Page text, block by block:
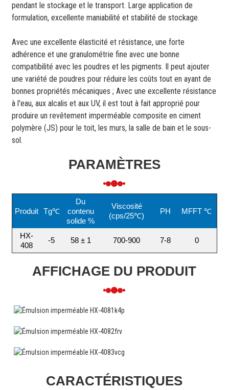
pendant le stockage et le transport. Large application de
formulation, excellente maniabilité et stabilité de stockage.
Avec une excellente élasticité et résistance, une forte
adhérence et une granulométrie fine avec une bonne
compatibilité avec les poudres et les pigments. Il peut ajouter
une variété de poudres pour réduire les coûts tout en ayant de
bonnes propriétés mécaniques ; Avec une excellente résistance
à l'eau, aux alcalis et aux UV, il est tout à fait approprié pour
produire un revêtement imperméable composite en ciment
polymère (JS) pour le toit, les murs, la salle de bain et le sous-
sol.
PARAMÈTRES
Produit Tg℃
Du
contenu
solide %
Viscosité
(cps/25℃)
PH MFFT ℃
HX-
408
-5 58 ± 1 700-900 7-8 0
AFFICHAGE DU PRODUIT
CARACTÉRISTIQUES